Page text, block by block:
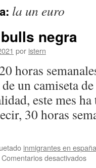
la un euro
negra
por istern
horas
un camiseta
este mes
30 horas
inmigrantes en españa
Comentarios desactivadosen